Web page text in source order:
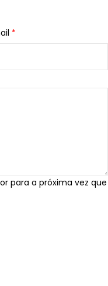
*
para a próxima vez que